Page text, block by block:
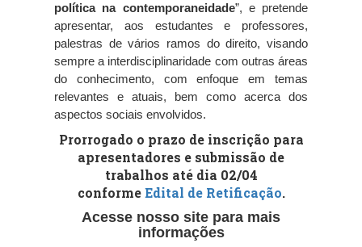
política na contemporaneidade”, e pretende
apresentar, aos estudantes e professores,
palestras de vários ramos do direito, visando
sempre a interdisciplinaridade com outras áreas
do conhecimento, com enfoque em temas
relevantes e atuais, bem como acerca dos
aspectos sociais envolvidos.
Prorrogado o prazo de inscrição para
apresentadores e submissão de
trabalhos até dia 02/04
conformeEdital de Retificação.
Acesse nosso site para mais
informações